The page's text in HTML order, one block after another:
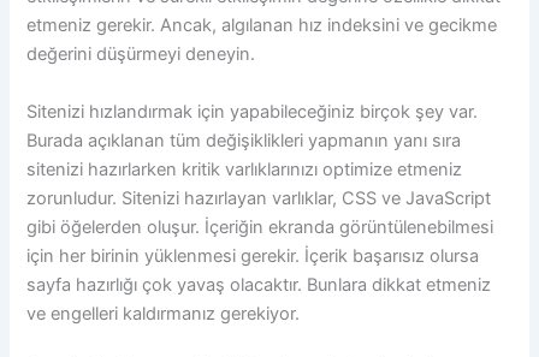
etmeniz gerekir. Ancak, algılanan hız indeksini ve gecikme
değerini düşürmeyi deneyin.
Sitenizi hızlandırmak için yapabileceğiniz birçok şey var.
Burada açıklanan tüm değişiklikleri yapmanın yanı sıra
sitenizi hazırlarken kritik varlıklarınızı optimize etmeniz
zorunludur. Sitenizi hazırlayan varlıklar, CSS ve JavaScript
gibi öğelerden oluşur. İçeriğin ekranda görüntülenebilmesi
için her birinin yüklenmesi gerekir. İçerik başarısız olursa
sayfa hazırlığı çok yavaş olacaktır. Bunlara dikkat etmeniz
ve engelleri kaldırmanız gerekiyor.